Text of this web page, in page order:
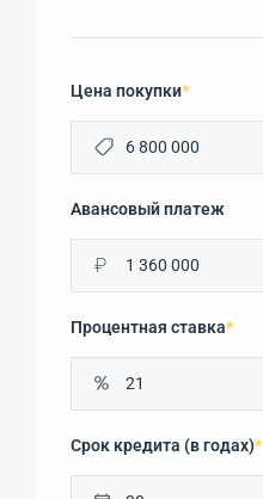
Цена покупки*
Авансовый платеж
₽
Процентная ставка*
Срок кредита (в годах)*